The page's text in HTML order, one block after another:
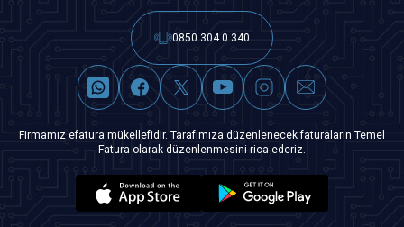
0850 304 0 340
Firmamız efatura mükellefidir. Tarafımıza düzenlenecek faturaların Temel
Fatura olarak düzenlenmesini rica ederiz.